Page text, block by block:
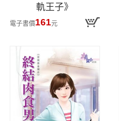
軌王子》
電子書價161元